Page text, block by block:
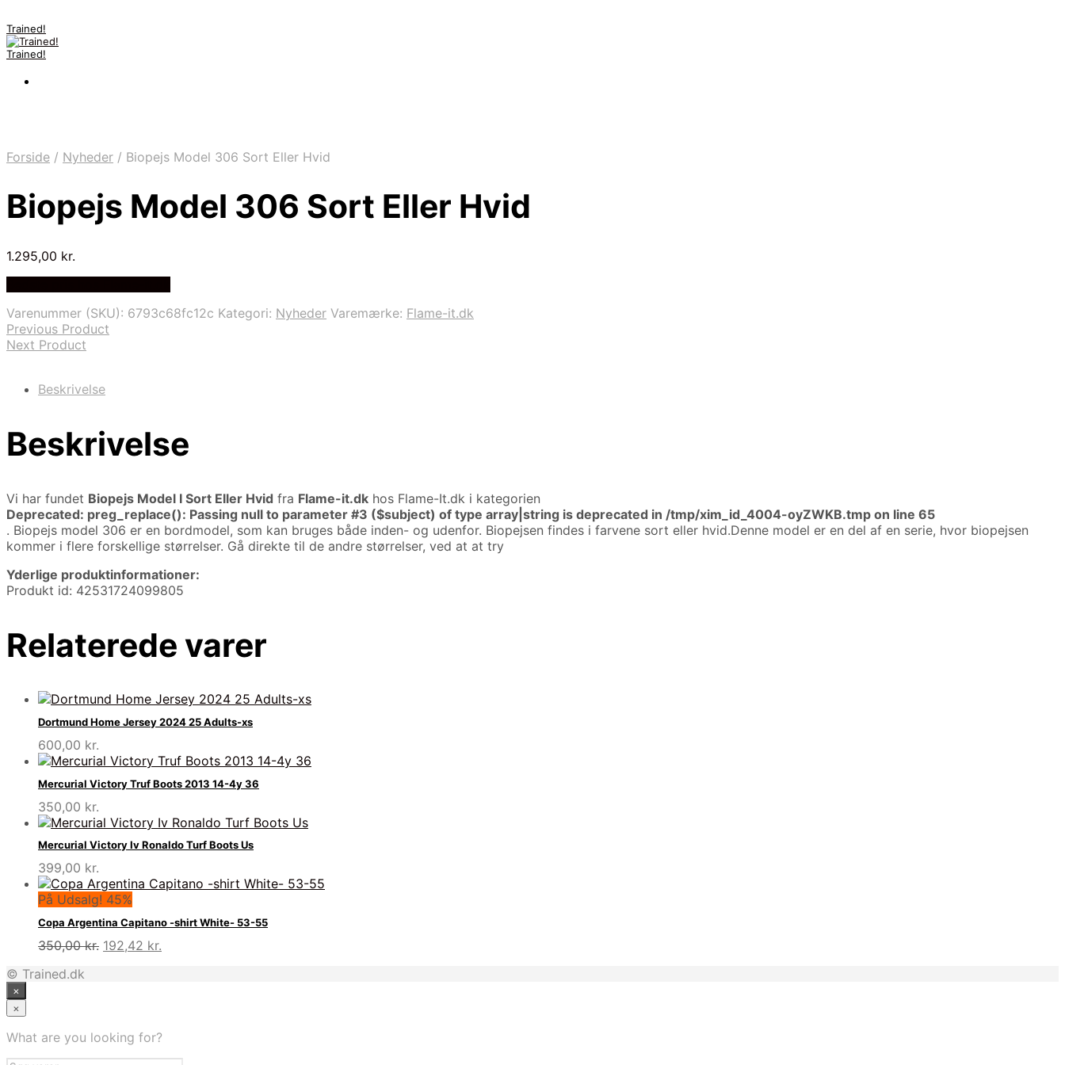
Trained!
Trained!
Forside / Nyheder / Biopejs Model 306 Sort Eller Hvid
Biopejs Model 306 Sort Eller Hvid
1.295,00 kr.
Varenummer (SKU): 6793c68fc12c Kategori: Nyheder Varemærke: Flame-it.dk
Previous Product
Next Product
Beskrivelse
Beskrivelse
Vi har fundet Biopejs Model I Sort Eller Hvid fra Flame-it.dk hos Flame-It.dk i kategorien
Deprecated: preg_replace(): Passing null to parameter #3 ($subject) of type array|string is deprecated in /tmp/xim_id_4004-oyZWKB.tmp on line 65
. Biopejs model 306 er en bordmodel, som kan bruges både inden- og udenfor. Biopejsen findes i farvene sort eller hvid.Denne model er en del af en serie, hvor biopejsen
kommer i flere forskellige størrelser. Gå direkte til de andre størrelser, ved at at try
Yderlige produktinformationer:
Produkt id: 42531724099805
Relaterede varer
Dortmund Home Jersey 2024 25 Adults-xs
600,00 kr.
Mercurial Victory Truf Boots 2013 14-4y 36
350,00 kr.
Mercurial Victory Iv Ronaldo Turf Boots Us
399,00 kr.
På Udsalg! 45%
Copa Argentina Capitano -shirt White- 53-55
350,00kr. Den
192,42 kr.
© Trained.dk
×
×
What are you looking for?